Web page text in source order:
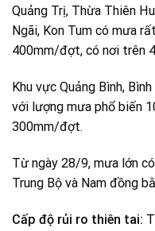
Quảng Trị, Thừa Thiên
Ngãi, Kon Tum có mưa
400mm/đợt, có nơi trên
Khu vực Quảng Bình,
với lượng mưa phổ biến
300mm/đợt.
Từ ngày 28/9, mưa lớn
Trung Bộ và Nam đồng
Cấp độ rủi ro thiên tai: